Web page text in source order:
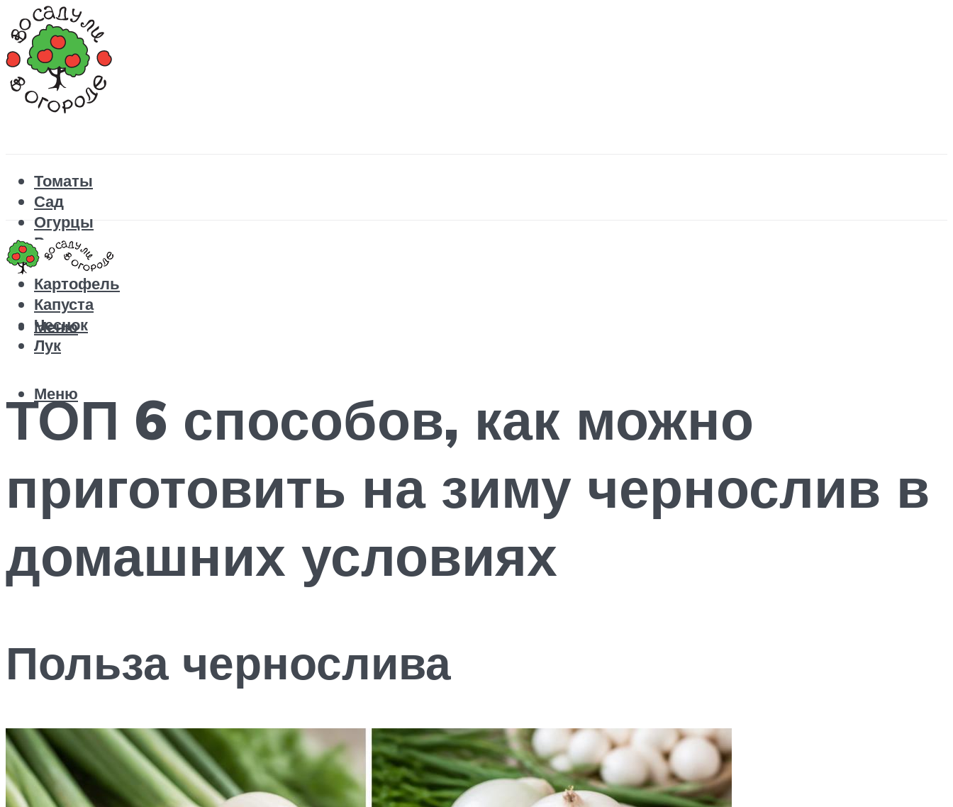
Томаты
Сад
Огурцы
Рецепты
Перец
Картофель
Капуста
Чеснок
Лук
Меню
Меню
ТОП 6 способов, как можно
приготовить на зиму чернослив в
домашних условиях
Польза чернослива